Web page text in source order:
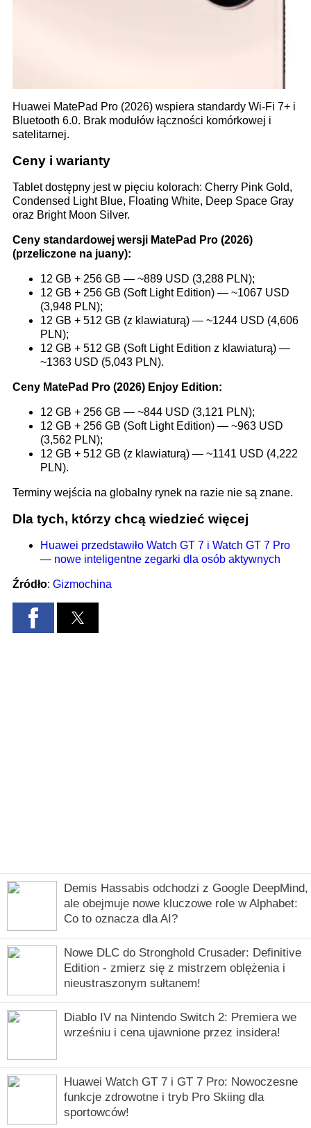
Demis Hassabis odchodzi z Google DeepMind,
ale obejmuje nowe kluczowe role w Alphabet:
Co to oznacza dla AI?
Nowe DLC do Stronghold Crusader: Definitive
Edition - zmierz się z mistrzem oblężenia i
nieustraszonym sułtanem!
Diablo IV na Nintendo Switch 2: Premiera we
wrześniu i cena ujawnione przez insidera!
Huawei Watch GT 7 i GT 7 Pro: Nowoczesne
funkcje zdrowotne i tryb Pro Skiing dla
sportowców!